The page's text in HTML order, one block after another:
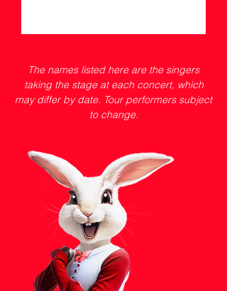
The names listed here are the singers
taking the stage at each concert, which
may differ by date. Tour performers subject
to change.